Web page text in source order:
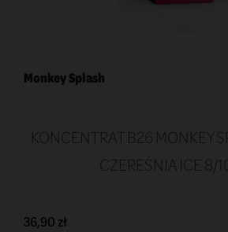
Monkey Splash
KONCENTRAT B26 MONKEY
CZEREŚNIA ICE 8/
36,90 zł